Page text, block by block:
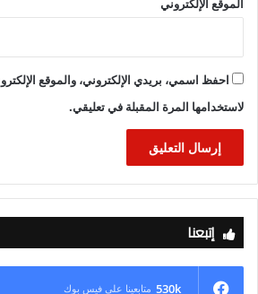
الموقع الإلكتروني
احفظ اسمي، بريدي الإلكتروني، والموقع
لاستخدامها المرة المقبلة في تعليقي.
إتبعنا
530k متابعينا علي فيس بوك